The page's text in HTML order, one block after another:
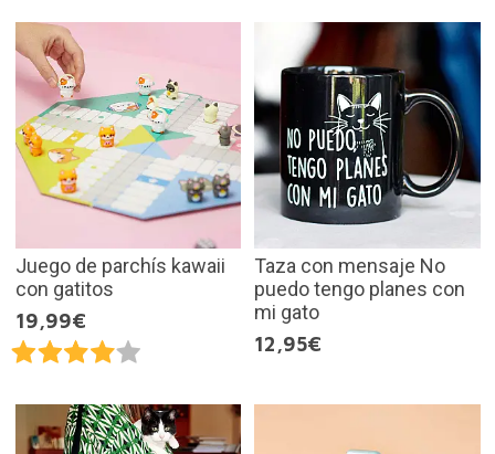
Juego de parchís kawaii
con gatitos
19,99€
Taza con mensaje No
puedo tengo planes con
mi gato
12,95€